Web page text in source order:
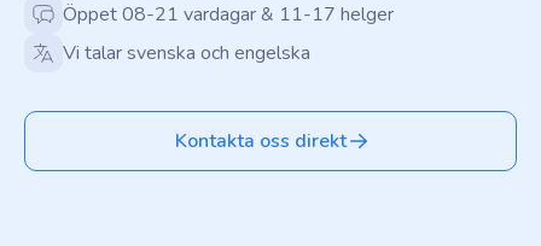
Öppet 08-21 vardagar & 11-17 helger
Vi talar svenska och engelska
Kontakta oss direkt